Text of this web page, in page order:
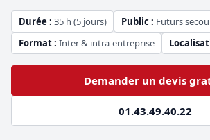
Durée : 35 h (5 jours) Public : Futurs
Format : Inter & intra-entreprise
Demander un devis
01.43.49.40.22